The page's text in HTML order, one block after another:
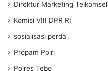
Direktur Marketing Telkomsel
Komisi VIII DPR RI
sosialisasi perda
Propam Polri
Polres Tebo